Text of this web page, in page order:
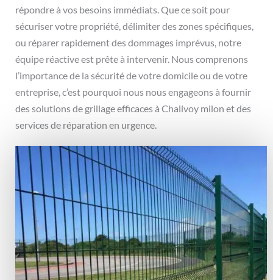
répondre à vos besoins immédiats. Que ce soit pour
sécuriser votre propriété, délimiter des zones spécifiques,
ou réparer rapidement des dommages imprévus, notre
équipe réactive est prête à intervenir. Nous comprenons
l’importance de la sécurité de votre domicile ou de votre
entreprise, c’est pourquoi nous nous engageons à fournir
des solutions de grillage efficaces à Chalivoy milon et des
services de réparation en urgence.